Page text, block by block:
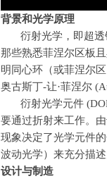
背景和光学原理
衍射光学，即超
那些熟悉菲涅尔区板
明同心环（或菲涅尔
奥古斯丁-让·菲涅尔
衍射光学元件
要通过折射来工作。
现象决定了光学元件
波动光学）来充分描
设计与制造